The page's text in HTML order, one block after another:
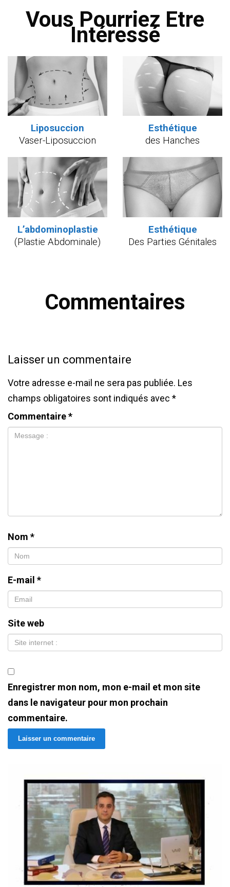
Vous Pourriez Etre
Intéressé
Liposuccion
Vaser-Liposuccion
Esthétique
des Hanches
L’abdominoplastie
(Plastie Abdominale)
Esthétique
Des Parties Génitales
Commentaires
Laisser un commentaire
Votre adresse e-mail ne sera pas publiée. Les
champs obligatoires sont indiqués avec *
Commentaire*
Nom *
E-mail *
Site web
Enregistrer mon nom, mon e-mail et mon site
dans le navigateur pour mon prochain
commentaire.